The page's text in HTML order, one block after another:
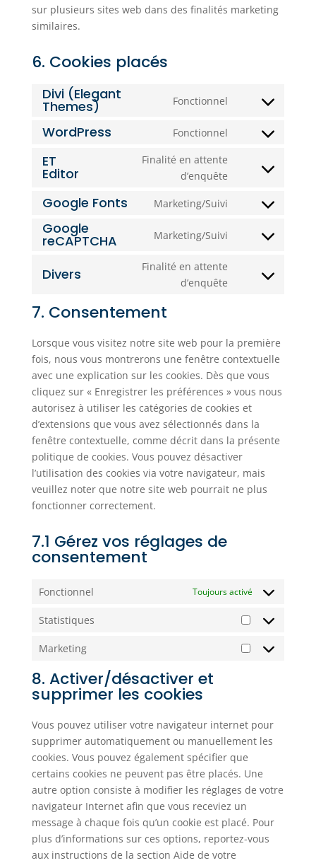
sur plusieurs sites web dans des finalités marketing
similaires.
6. Cookies placés
Divi (Elegant
Themes) Fonctionnel
Consent
service
(elegant-
WordPress Fonctionnel
Consent
service
ET
Editor
Finalité en attente
d’enquête
Consent
service
editor
Google Fonts Marketing/Suivi
Consent
service
fonts
Google
reCAPTCHA Marketing/Suivi
Consent
service
Divers
Finalité en attente
d’enquête
Consent
7. Consentement
Lorsque vous visitez notre site web pour la première
fois, nous vous montrerons une fenêtre contextuelle
avec une explication sur les cookies. Dès que vous
cliquez sur « Enregistrer les préférences » vous nous
autorisez à utiliser les catégories de cookies et
d’extensions que vous avez sélectionnés dans la
fenêtre contextuelle, comme décrit dans la présente
politique de cookies. Vous pouvez désactiver
l’utilisation des cookies via votre navigateur, mais
veuillez noter que notre site web pourrait ne plus
fonctionner correctement.
7.1 Gérez vos réglages de
consentement
Fonctionnel Toujours activé
Statistiques
Statistiques
Marketing
Marketing
8. Activer/désactiver et
supprimer les cookies
Vous pouvez utiliser votre navigateur internet pour
supprimer automatiquement ou manuellement les
cookies. Vous pouvez également spécifier que
certains cookies ne peuvent pas être placés. Une
autre option consiste à modifier les réglages de votre
navigateur Internet afin que vous receviez un
message à chaque fois qu’un cookie est placé. Pour
plus d’informations sur ces options, reportez-vous
aux instructions de la section Aide de votre